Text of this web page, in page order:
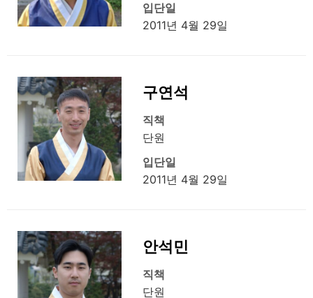
입단일
2011년 4월 29일
구연석
직책
단원
입단일
2011년 4월 29일
안석민
직책
단원